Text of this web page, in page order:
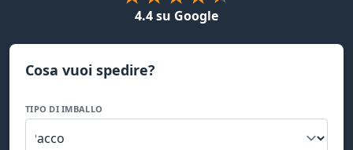
4.4 su Google
Cosa vuoi spedire?
TIPO DI IMBALLO